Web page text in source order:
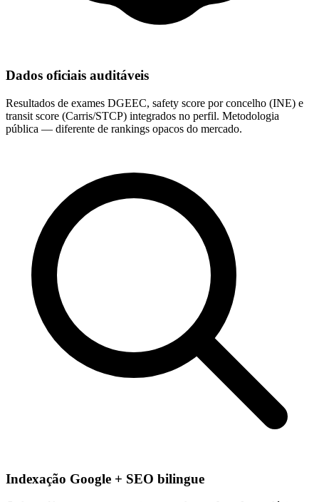
Dados oficiais auditáveis
Resultados de exames DGEEC, safety score por concelho (INE) e
transit score (Carris/STCP) integrados no perfil. Metodologia
pública — diferente de rankings opacos do mercado.
Indexação Google + SEO bilingue